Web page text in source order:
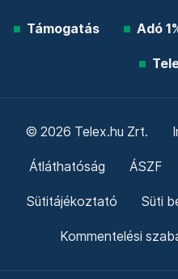
Támogatás Adó
© 2026 Telex.hu Zrt.
Átláthatóság ÁSZF
Sütitájékoztató Süti
Kommentelési